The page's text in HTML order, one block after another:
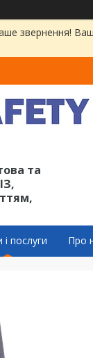
звернення!
та
послуги Про